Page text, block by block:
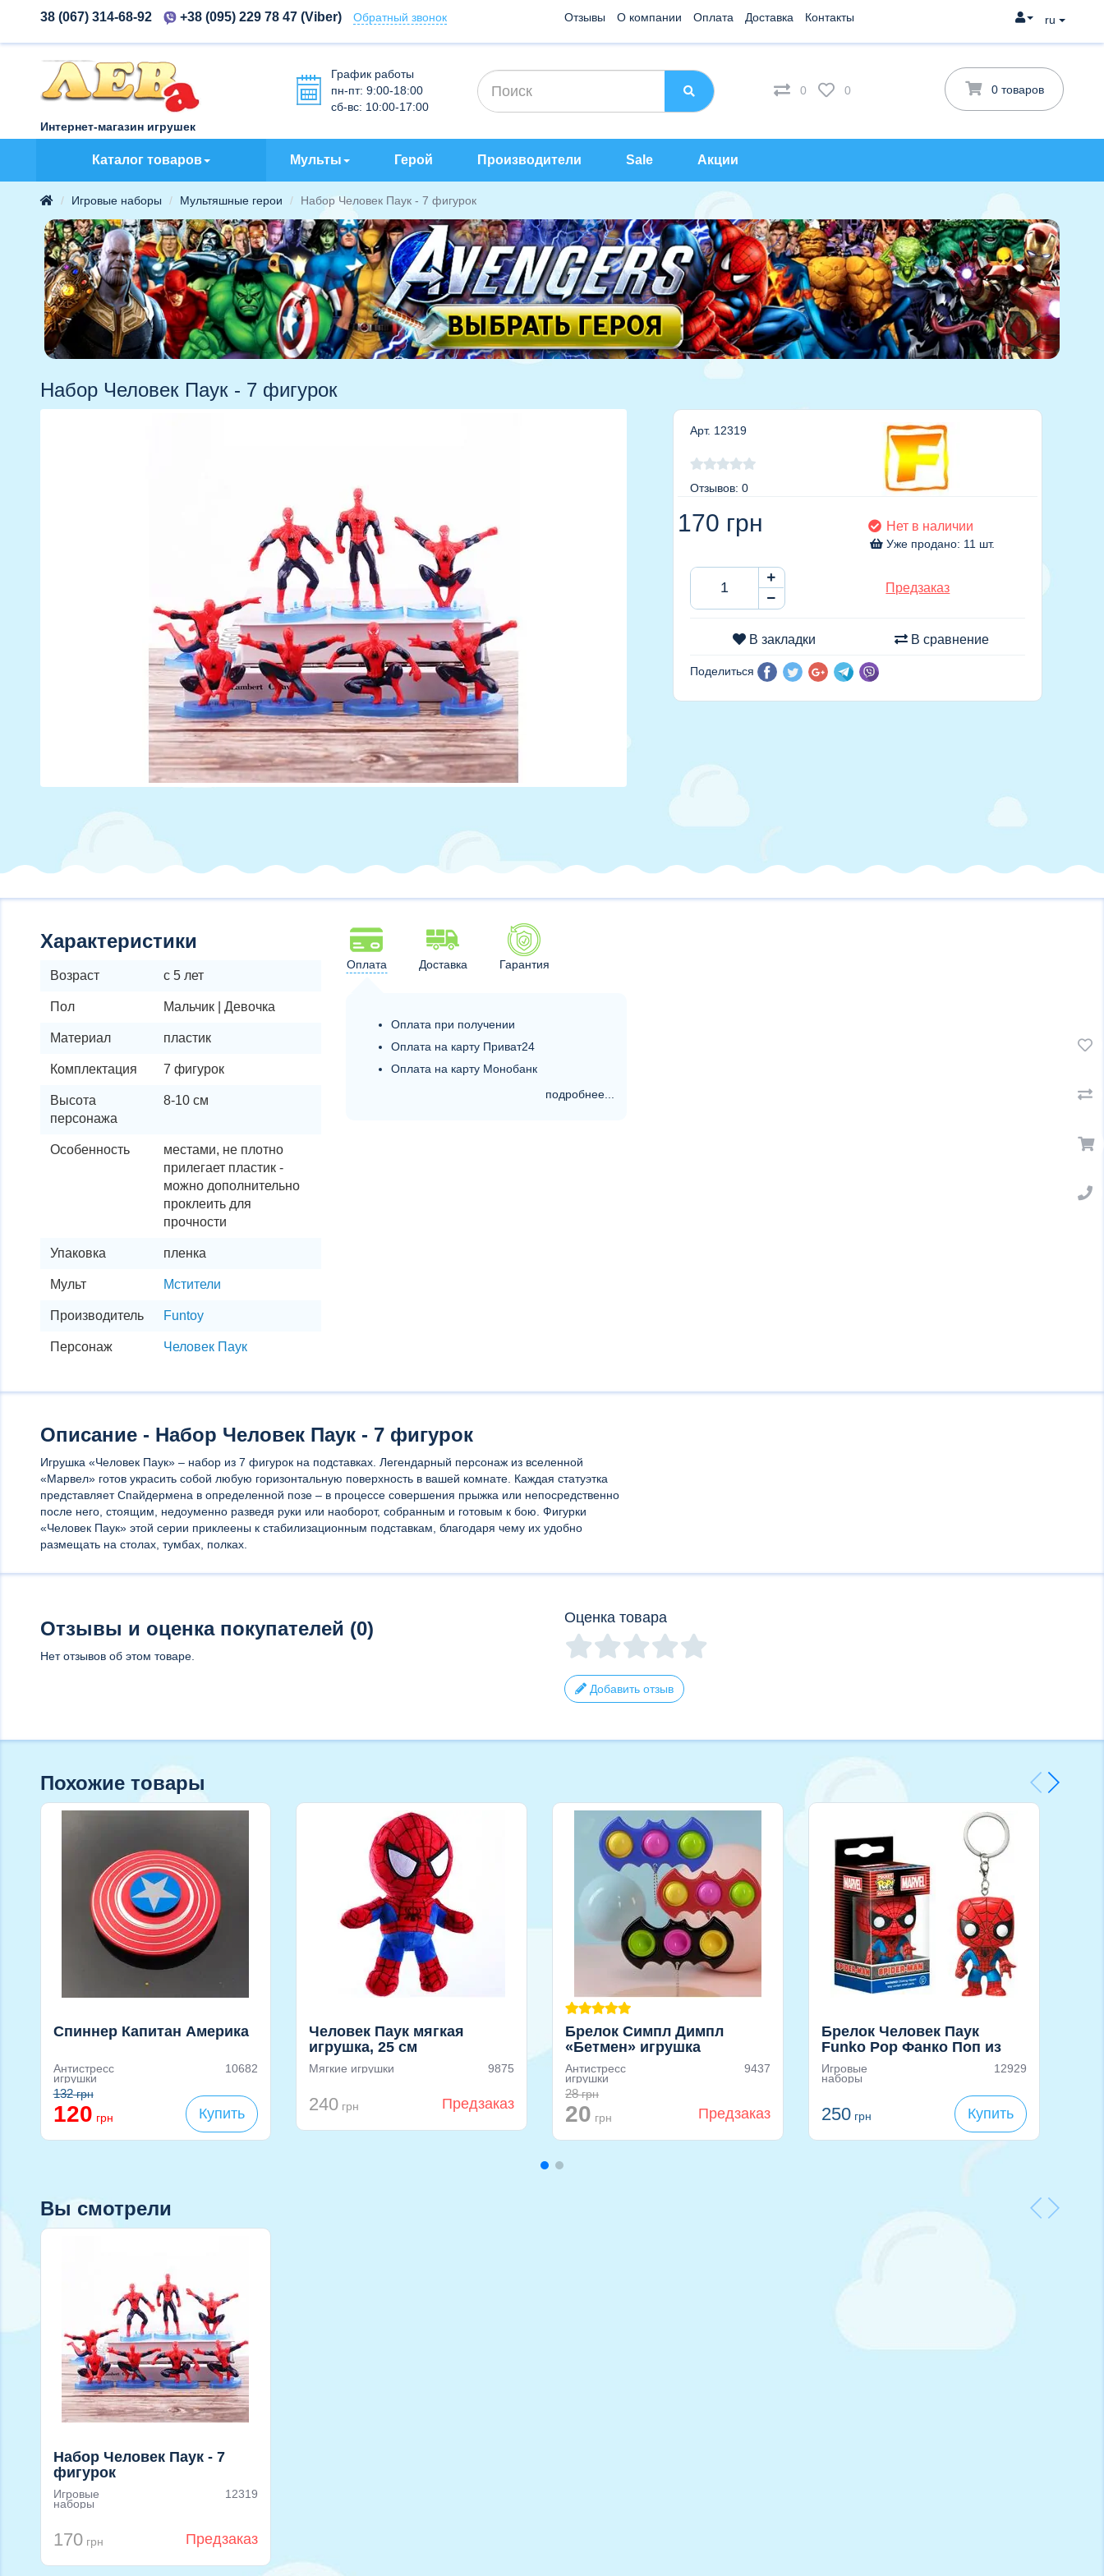
38 (067) 314-68-92 +38 (095) 229 78 47(Viber) Обратный звонок Отзывы О компании Оплата Доставка Контакты ru
Интернет-магазин игрушек
График работы
пн-пт: 9:00-18:00
сб-вс: 10:00-17:00
0 0 0 товаров
Каталог товаров Мульты Герой Производители Sale Акции
Игровые наборы Мультяшные герои Набор Человек Паук - 7 фигурок
Набор Человек Паук - 7 фигурок
Арт. 12319
Отзывов: 0
170 грн Нет в наличии
Уже продано: 11 шт.
Предзаказ
В закладки В сравнение
Поделиться
Характеристики
Возраст с 5 лет
Пол Мальчик | Девочка
Материал пластик
Комплектация 7 фигурок
Высота
персонажа
8-10 см
Особенность
местами, не плотно
прилегает пластик -
можно дополнительно
проклеить для
прочности
Упаковка пленка
Мульт Мстители
Производитель Funtoy
Персонаж Человек Паук
Оплата Доставка Гарантия
Оплата при получении
Оплата на карту Приват24
Оплата на карту Монобанк
подробнее...
Описание - Набор Человек Паук - 7 фигурок
Игрушка «Человек Паук» – набор из 7 фигурок на подставках. Легендарный персонаж из вселенной
«Марвел» готов украсить собой любую горизонтальную поверхность в вашей комнате. Каждая статуэтка
представляет Спайдермена в определенной позе – в процессе совершения прыжка или непосредственно
после него, стоящим, недоуменно разведя руки или наоборот, собранным и готовым к бою. Фигурки
«Человек Паук» этой серии приклеены к стабилизационным подставкам, благодаря чему их удобно
размещать на столах, тумбах, полках.
Отзывы и оценка покупателей (0)
Нет отзывов об этом товаре.
Оценка товара
Добавить отзыв
Похожие товары
Спиннер Капитан Америка
Антистресс
игрушки
10682
132грн
120 грн Купить
Человек Паук мягкая
игрушка, 25 см
Мягкие игрушки 9875
240 грн Предзаказ
Брелок Симпл Димпл
«Бетмен» игрушка
антистресс с фигурками на
шариках
Антистресс
игрушки
9437
28грн
20 грн Предзаказ
Брелок Человек Паук
Funko Pop Фанко Поп из
«Spider Man»
Игровые
наборы
12929
250грн Купить
Вы смотрели
Набор Человек Паук - 7
фигурок
Игровые
наборы
12319
170грн Предзаказ